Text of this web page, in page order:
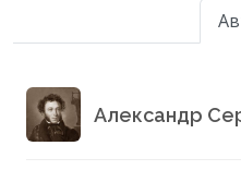
Александр